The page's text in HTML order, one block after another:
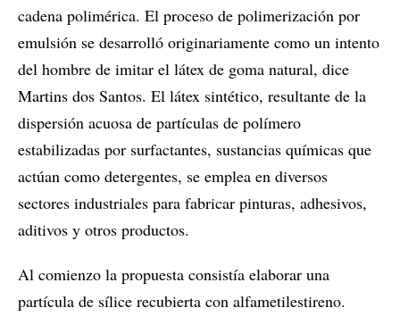
cadena polimérica. El proceso de polimerización por
emulsión se desarrolló originariamente como un intento
del hombre de imitar el látex de goma natural, dice
Martins dos Santos. El látex sintético, resultante de la
dispersión acuosa de partículas de polímero
estabilizadas por surfactantes, sustancias químicas que
actúan como detergentes, se emplea en diversos
sectores industriales para fabricar pinturas, adhesivos,
aditivos y otros productos.
Al comienzo la propuesta consistía elaborar una
partícula de sílice recubierta con alfametilestireno.